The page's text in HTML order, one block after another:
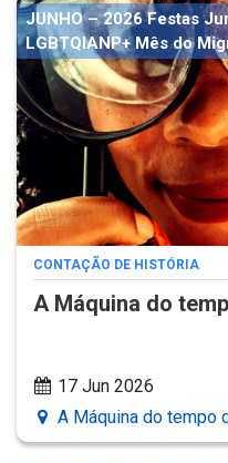
JUNHO – 2026 Festas
LGBTQIANP+ Mês do
CONTAÇÃO DE HISTÓRIA
A Máquina do
17 Jun 2026
A Máquina do tempo